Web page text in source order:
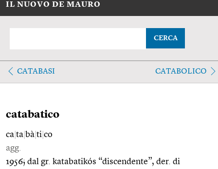
IL NUOVO DE MAURO
CERCA
CATABASI CATABOLICO
catabatico
ca ta bà ti co
agg.
1956; dal gr. katabatikós “discendente”, der. di